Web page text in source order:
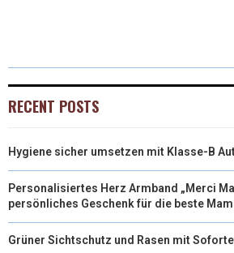
W
T
E
)
E
O
K
T
E
S
RECENT POSTS
Hygiene sicher umsetzen mit Klasse-B
Personalisiertes Herz Armband „Merci
persönliches Geschenk für die beste
Grüner Sichtschutz und Rasen mit